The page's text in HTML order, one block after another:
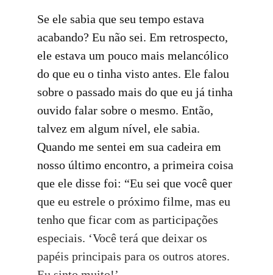
Se ele sabia que seu tempo estava
acabando? Eu não sei. Em retrospecto,
ele estava um pouco mais melancólico
do que eu o tinha visto antes. Ele falou
sobre o passado mais do que eu já tinha
ouvido falar sobre o mesmo. Então,
talvez em algum nível, ele sabia.
Quando me sentei em sua cadeira em
nosso último encontro, a primeira coisa
que ele disse foi: “Eu sei que você quer
que eu estrele o próximo filme, mas eu
tenho que ficar com as participações
especiais. ‘Você terá que deixar os
papéis principais para os outros atores.